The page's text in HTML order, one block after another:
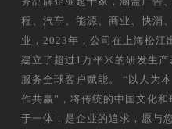
程、汽车、能源、商业、快消
业，2023年，公司在上海松江
建立了超过1万平米的研发生
服务全球客户赋能。 “以人为
作共赢”，将传统的中国文化和
于一体，是企业的追求，愿与